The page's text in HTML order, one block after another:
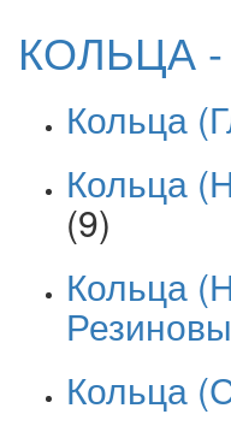
КОЛЬЦА
Кольца
Кольца
(9)
Кольца
Кольца